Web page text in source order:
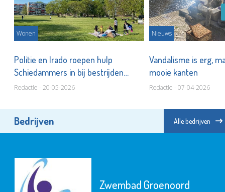
Wonen
Politie en Irado roepen hulp
Schiedammers in bij bestrijden
graffiti
Redactie - 20-05-2026
Nieuws
Vandalisme is erg,
mooie kanten
Redactie - 07-04-2026
Bedrijven Alle bedrijven
Zwembad Groenoord